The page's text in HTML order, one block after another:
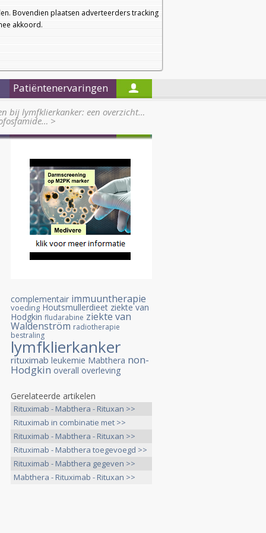
Bovendien plaatsen adverteerders tracking
akkoord.
a
a
Nieuwsbrief
Startpagina
Patiëntenervaringen
bij lymfklierkanker: een overzicht…
>
complementair immuuntherapie
voeding Houtsmullerdieet ziekte van
Hodgkin fludarabine ziekte van
Waldenström radiotherapie
bestraling
lymfklierkanker
rituximab leukemie Mabthera non-
Hodgkin overall overleving
Gerelateerde artikelen
Rituximab - Mabthera - Rituxan >>
Rituximab in combinatie met >>
Rituximab - Mabthera - Rituxan >>
Rituximab - Mabthera toegevoegd >>
Rituximab - Mabthera gegeven >>
Mabthera - Rituximab - Rituxan >>